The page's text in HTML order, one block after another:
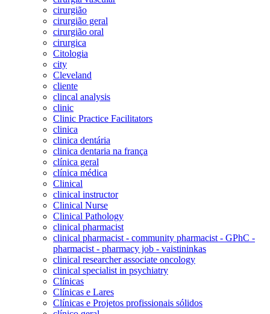
cirurgião
cirurgião geral
cirurgião oral
cirurgica
Citologia
city
Cleveland
cliente
clincal analysis
clinic
Clinic Practice Facilitators
clinica
clinica dentária
clinica dentaria na frança
clínica geral
clínica médica
Clinical
clinical instructor
Clinical Nurse
Clinical Pathology
clinical pharmacist
clinical pharmacist - community pharmacist - GPhC -
pharmacist - pharmacy job - vaistininkas
clinical researcher associate oncology
clinical specialist in psychiatry
Clínicas
Clínicas e Lares
Clínicas e Projetos profissionais sólidos